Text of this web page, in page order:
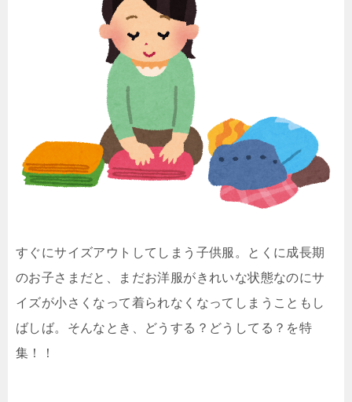
すぐにサイズアウトしてしまう子供服。とくに成長期
のお子さまだと、まだお洋服がきれいな状態なのにサ
イズが小さくなって着られなくなってしまうこともし
ばしば。そんなとき、どうする？どうしてる？を特
集！！